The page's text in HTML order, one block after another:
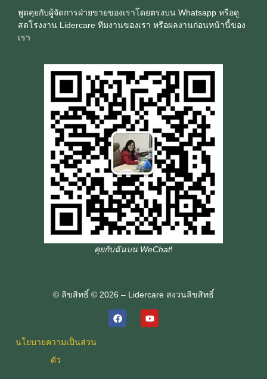
พูดคุยกับผู้จัดการฝ่ายขายของเราโดยตรงบน Whatsapp หรือดู
สดโรงงาน Lidercare ทีมงานของเรา หรือผลงานก่อนหน้านี้ของ
เรา
คุยกับฉันบน WeChat!
© ลิขสิทธิ์ © 2026 – Lidercare สงวนลิขสิทธิ์
นโยบายความเป็นส่วน
ตัว